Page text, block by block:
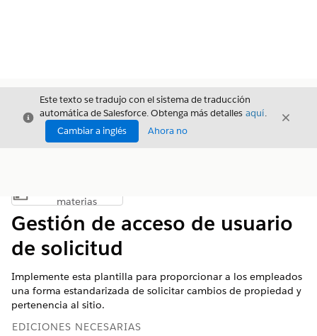
Cerrar
Este texto se tradujo con el sistema de traducción
automática de Salesforce. Obtenga más detalles aquí.
Cambiar a inglés
Ahora no
Cerrar
Mostrar índice de materias
materias
Gestión de acceso de usuario
de solicitud
Implemente esta plantilla para proporcionar a los empleados
una forma estandarizada de solicitar cambios de propiedad y
pertenencia al sitio.
EDICIONES NECESARIAS